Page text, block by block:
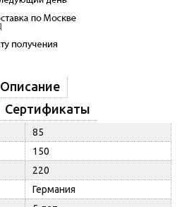
Описание
Сертификаты
85
150
220
Германия